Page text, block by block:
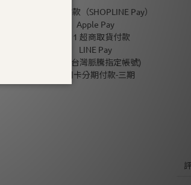
信用卡付款（SHOPLINE Pay）
Apple Pay
7-11 超商取貨付款
LINE Pay
匯款 (台灣脈騰指定帳號)
信用卡分期付款-三期